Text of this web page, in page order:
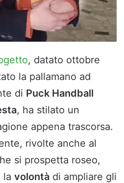
, datato ottobre
la pallamano ad
di Puck Handball
, ha stilato un
appena trascorsa.
rivolte anche al
si prospetta roseo,
la volontà di ampliare gli